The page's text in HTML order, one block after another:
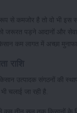
रूप से कमजोर है तो वो भी इस
जरूरत पड़ने आदानों और
कम लागत में अच्छा
उत्पादक संगठनों की
चलाई जा रही है.